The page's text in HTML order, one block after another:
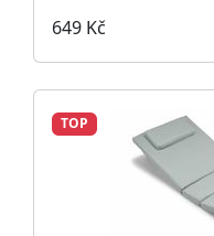
649 Kč
TOP